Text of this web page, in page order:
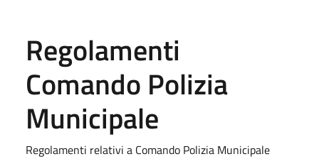
Regolamenti
Comando Polizia
Municipale
Regolamenti relativi a Comando Polizia Municipale